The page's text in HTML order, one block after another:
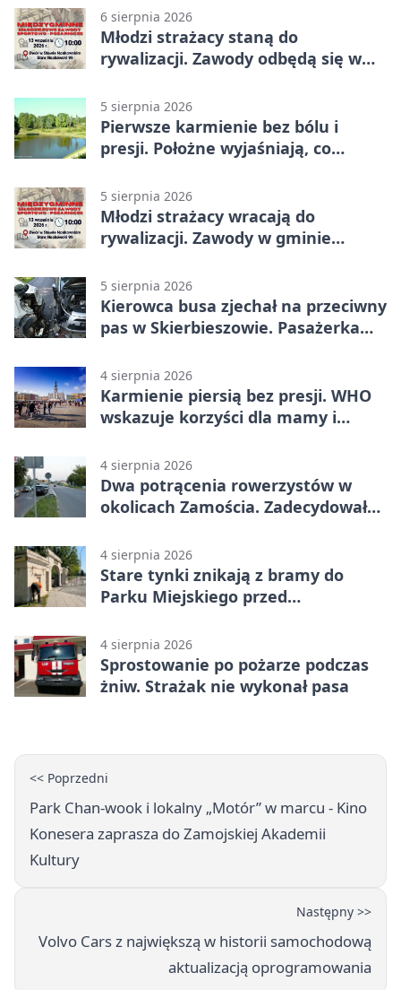
6 sierpnia 2026
Młodzi strażacy staną do
rywalizacji. Zawody odbędą się w
5 sierpnia 2026
Pierwsze karmienie bez bólu i
presji. Położne wyjaśniają, co
5 sierpnia 2026
Młodzi strażacy wracają do
rywalizacji. Zawody w gminie
5 sierpnia 2026
Kierowca busa zjechał na przeciwny
pas w Skierbieszowie. Pasażerka
4 sierpnia 2026
Karmienie piersią bez presji. WHO
wskazuje korzyści dla mamy i
4 sierpnia 2026
Dwa potrącenia rowerzystów w
okolicach Zamościa. Zadecydowało
4 sierpnia 2026
Stare tynki znikają z bramy do
Parku Miejskiego przed
4 sierpnia 2026
Sprostowanie po pożarze podczas
żniw. Strażak nie wykonał pasa
<< Poprzedni
Park Chan-wook i lokalny „Motór” w marcu - Kino
Konesera zaprasza do Zamojskiej Akademii
Kultury
Następny >>
Volvo Cars z największą w historii samochodową
aktualizacją oprogramowania